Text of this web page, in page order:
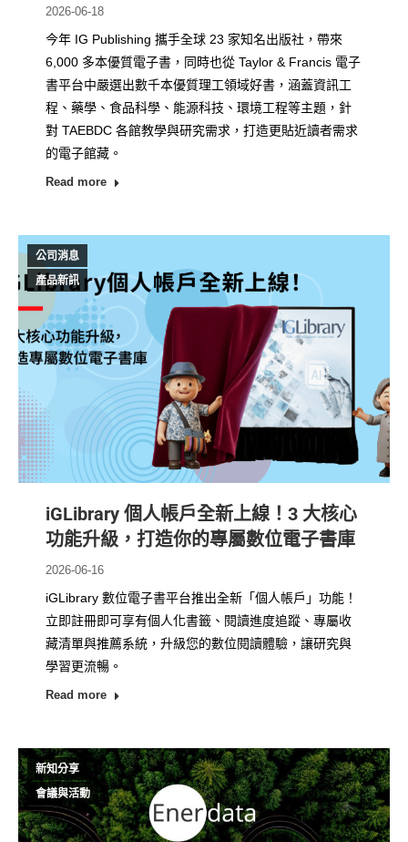
2026-06-18
今年 IG Publishing 攜手全球 23 家知名出版社，帶來
6,000 多本優質電子書，同時也從 Taylor & Francis 電子
書平台中嚴選出數千本優質理工領域好書，涵蓋資訊工
程、藥學、食品科學、能源科技、環境工程等主題，針
對 TAEBDC 各館教學與研究需求，打造更貼近讀者需求
的電子館藏。
Read more
公司消息
產品新訊
iGLibrary 個人帳戶全新上線！3 大核心
功能升級，打造你的專屬數位電子書庫
2026-06-16
iGLibrary 數位電子書平台推出全新「個人帳戶」功能！
立即註冊即可享有個人化書籤、閱讀進度追蹤、專屬收
藏清單與推薦系統，升級您的數位閱讀體驗，讓研究與
學習更流暢。
Read more
新知分享
會議與活動